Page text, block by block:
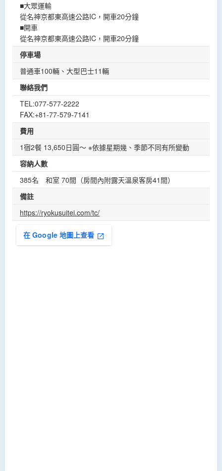
■大眾運輸
從名神京都東高速公路IC，開車20分鐘
■開車
從名神京都東高速公路IC，開車20分鐘
停車場
普通車100輛、大型巴士11輛
聯絡我們
TEL:077-577-2222
FAX:+81-77-579-7141
費用
1宿2餐 13,650日圓～ ※依據星期幾、季節不同有所變動
容納人數
385名 和室 70間（房間內附露天溫泉客房41間）
備註
https://ryokusuitei.com/tc/
在 Google 地圖上查看